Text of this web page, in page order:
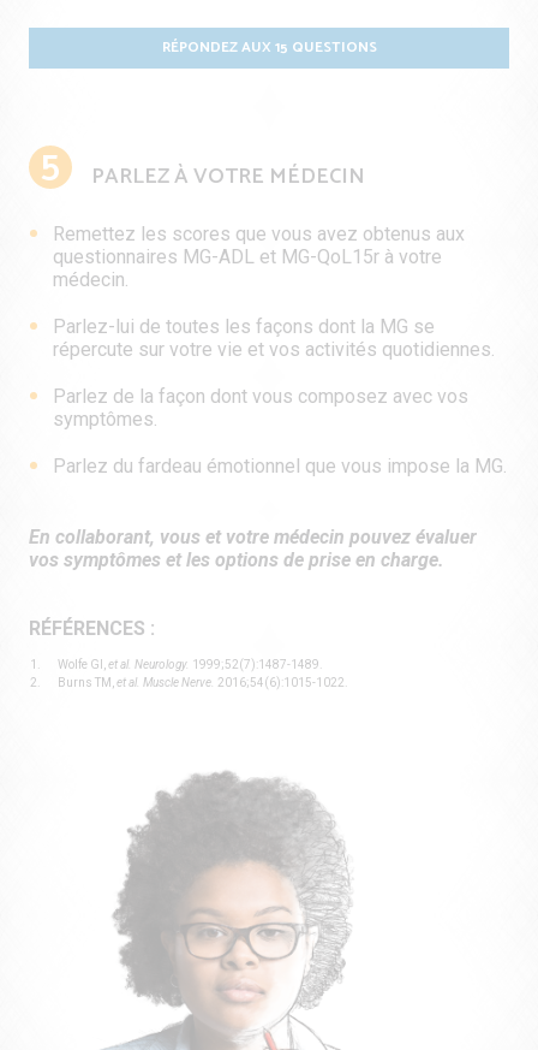
RÉPONDEZ AUX 15 QUESTIONS
5 PARLEZ À VOTRE MÉDECIN
Remettez les scores que vous avez obtenus aux
questionnaires MG-ADL et MG-QoL15r à votre
médecin.
Parlez-lui de toutes les façons dont la MG se
répercute sur votre vie et vos activités quotidiennes.
Parlez de la façon dont vous composez avec vos
symptômes.
Parlez du fardeau émotionnel que vous impose la MG.
En collaborant, vous et votre médecin pouvez évaluer
vos symptômes et les options de prise en charge.
RÉFÉRENCES :
Wolfe GI, et al. Neurology. 1999;52(7):1487-1489.
Burns TM, et al. Muscle Nerve. 2016;54(6):1015-1022.